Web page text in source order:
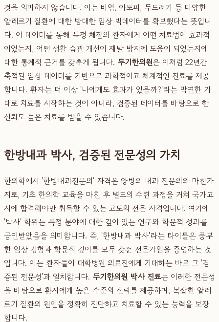
것을 의미하지 않습니다. 이는 비염, 아토피, 두드러기 등 다양한
알레르기 질환에 대한 방대한 임상 빅데이터를 확보했다는 뜻입니
다. 이 데이터를 통해 특정 체질의 환자에게 어떤 치료법이 효과적
이었는지, 어떤 생활 습관 개선이 재발 방지에 도움이 되었는지에
대한 통계적 근거를 갖추게 됩니다. 두기한의원은 이처럼 22년간
축적된 임상 데이터를 기반으로 과학적이고 체계적인 진료를 제공
합니다. 환자는 더 이상 '나에게도 효과가 있을까?'라는 막연한 기
대로 치료를 시작하는 것이 아니라, 검증된 데이터를 바탕으로 한
신뢰도 높은 치료를 받을 수 있습니다.
한방내과 박사, 검증된 전문성의 가치
한의학에서 '한방내과전문의' 자격은 양방의 내과 전문의와 마찬가
지로, 기초 한의학 교육을 마친 후 별도의 수련 과정을 거쳐 국가고
시에 합격해야만 취득할 수 있는 고도의 전문 자격입니다. 여기에
'박사' 학위는 특정 분야에 대한 깊이 있는 연구와 학문적 성과를
공인받았음을 의미합니다. 즉, '한방내과 박사'라는 타이틀은 풍부
한 임상 경험과 학문적 깊이를 모두 갖춘 전문가임을 증명하는 것
입니다. 이는 환자들이 대학병원 의료진에게 기대하는 바로 그 '검
증된 전문성'과 일치합니다. 두기한의원 박사 진료는 이러한 전문성
을 바탕으로 환자에게 높은 수준의 신뢰를 제공하며, 복잡한 알레
르기 질환의 원인을 정확히 진단하고 치료할 수 있는 능력을 보장
합니다.